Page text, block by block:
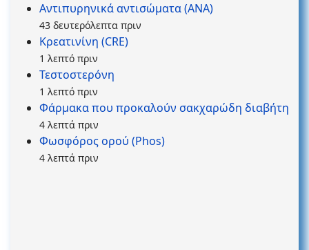
Αντιπυρηνικά αντισώματα (ΑΝΑ)
43 δευτερόλεπτα πριν
Κρεατινίνη (CRE)
1 λεπτό πριν
Τεστοστερόνη
1 λεπτό πριν
Φάρμακα που προκαλούν σακχαρώδη διαβήτη
4 λεπτά πριν
Φωσφόρος ορού (Phos)
4 λεπτά πριν